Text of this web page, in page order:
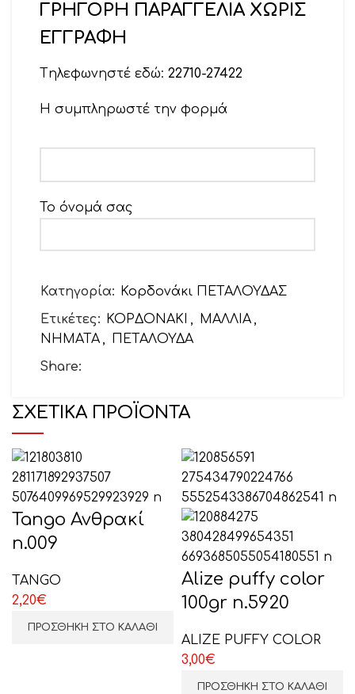
Βελόνες 2,5 – 3
ΓΡΗΓΟΡΗ ΠΑΡΑΓΓΕΛΙΑ ΧΩΡΙΣ
ΕΓΓΡΑΦΗ
Tηλεφωνηστέ εδώ: 22710-27422
Η συμπληρωστέ την φορμά
Το όνομά σας
Θέμα
Το μήνυμά σας (προαιρετικό)
Κατηγορία: Κορδονάκι ΠΕΤΑΛΟΥΔΑΣ
Ετικέτες: ΚΟΡΔΟΝΑΚΙ , ΜΑΛΛΙΑ ,
ΝΗΜΑΤΑ ,
ΠΕΤΑΛΟΥΔΑ
Share:
ΣΧΕΤΙΚΆ ΠΡΟΪΌΝΤΑ
Tango Ανθρακί
n.009
TANGO
2,20€
ΠΡΟΣΘΉΚΗ ΣΤΟ ΚΑΛΆΘΙ
Alize puffy color
100gr n.5920
ALIZE PUFFY COLOR
3,00€
ΠΡΟΣΘΉΚΗ ΣΤΟ ΚΑΛΆΘΙ